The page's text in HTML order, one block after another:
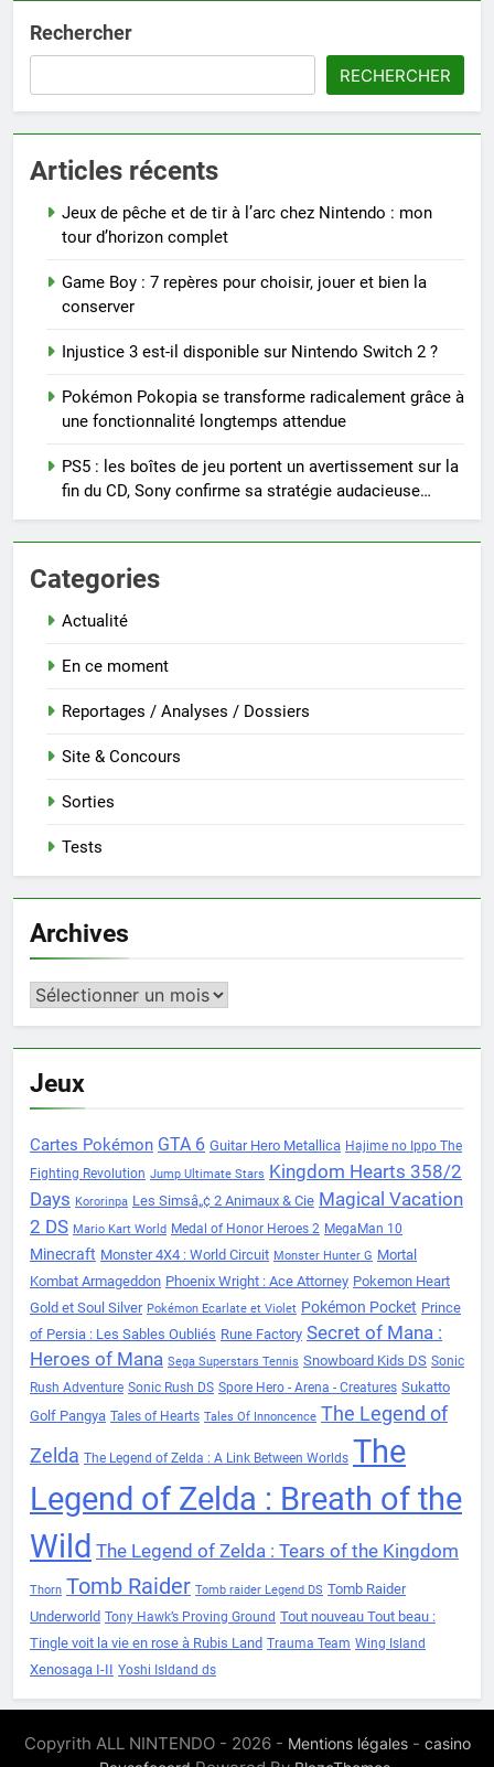
Rechercher
RECHERCHER
Articles récents
Jeux de pêche et de tir à l’arc chez Nintendo : mon
tour d’horizon complet
Game Boy : 7 repères pour choisir, jouer et bien la
conserver
Injustice 3 est-il disponible sur Nintendo Switch 2 ?
Pokémon Pokopia se transforme radicalement grâce à
une fonctionnalité longtemps attendue
PS5 : les boîtes de jeu portent un avertissement sur la
fin du CD, Sony confirme sa stratégie audacieuse…
Categories
Actualité
En ce moment
Reportages / Analyses / Dossiers
Site & Concours
Sorties
Tests
Archives
Archives
Jeux
Cartes Pokémon GTA 6 Guitar Hero Metallica Hajime no Ippo The
Fighting Revolution Jump Ultimate Stars Kingdom Hearts 358/2
Days Kororinpa Les Simsâ„¢ 2 Animaux & Cie Magical Vacation
2 DS Mario Kart World Medal of Honor Heroes 2 MegaMan 10
Minecraft Monster 4X4 : World Circuit Monster Hunter G Mortal
Kombat Armageddon Phoenix Wright : Ace Attorney Pokemon Heart
Gold et Soul Silver Pokémon Ecarlate et Violet Pokémon Pocket Prince
of Persia : Les Sables Oubliés Rune Factory Secret of Mana :
Heroes of Mana Sega Superstars Tennis Snowboard Kids DS Sonic
Rush Adventure Sonic Rush DS Spore Hero - Arena - Creatures Sukatto
Golf Pangya Tales of Hearts Tales Of Innoncence The Legend of
Zelda The Legend of Zelda : A Link Between Worlds The
Legend of Zelda : Breath of the
Wild The Legend of Zelda : Tears of the Kingdom
Thorn Tomb Raider Tomb raider Legend DS Tomb Raider
Underworld Tony Hawk’s Proving Ground Tout nouveau Tout beau :
Tingle voit la vie en rose à Rubis Land Trauma Team Wing Island
Xenosaga I-II Yoshi Isldand ds
Copyrith ALL NINTENDO - 2026 - Mentions légales- casino